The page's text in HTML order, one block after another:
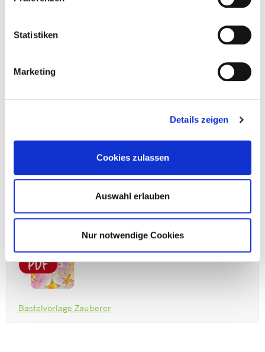
Statistiken
Marketing
Details zeigen
Cookies zulassen
Auswahl erlauben
Nur notwendige Cookies
Symbole für Lösungen
Bastelvorlage Zauberer